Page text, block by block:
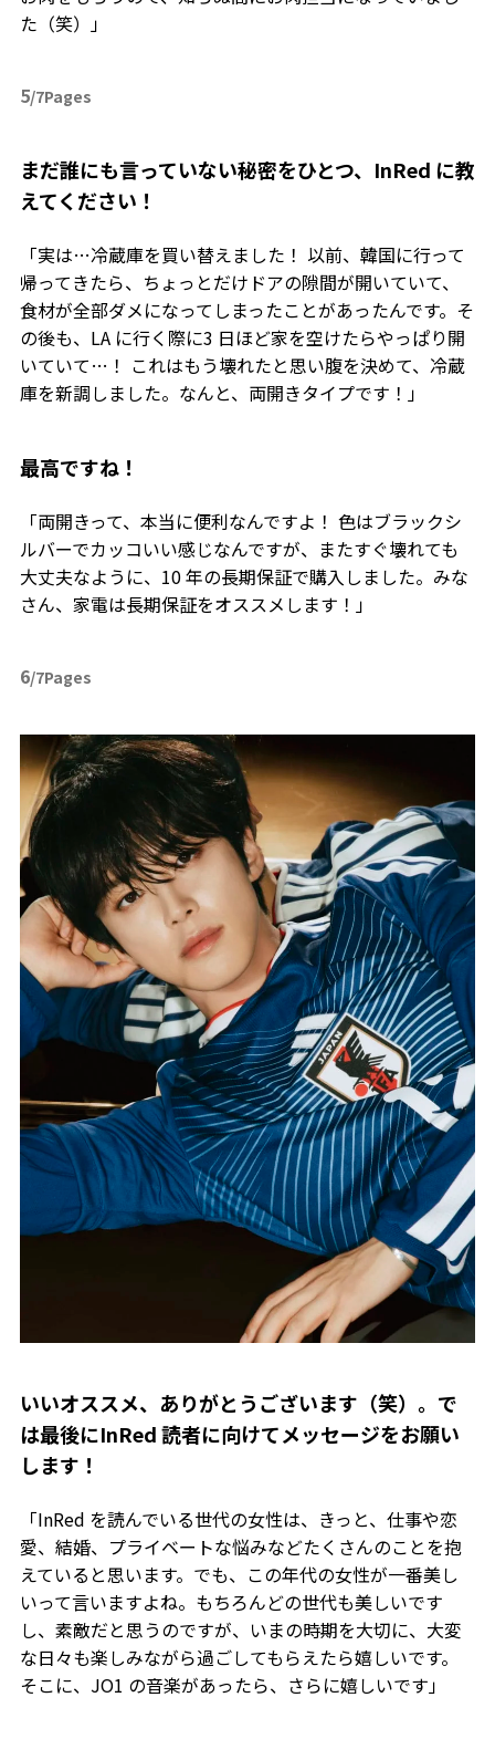
た（笑）」
5/7Pages
――まだ誰にも言っていない秘密をひとつ、InRed に教
えてください！
「実は…冷蔵庫を買い替えました！ 以前、韓国に行って
帰ってきたら、ちょっとだけドアの隙間が開いていて、
食材が全部ダメになってしまったことがあったんです。そ
の後も、LA に行く際に3 日ほど家を空けたらやっぱり開
いていて…！ これはもう壊れたと思い腹を決めて、冷蔵
庫を新調しました。なんと、両開きタイプです！」
――最高ですね！
「両開きって、本当に便利なんですよ！ 色はブラックシ
ルバーでカッコいい感じなんですが、またすぐ壊れても
大丈夫なように、10 年の長期保証で購入しました。みな
さん、家電は長期保証をオススメします！」
6/7Pages
――いいオススメ、ありがとうございます（笑）。で
は最後にInRed 読者に向けてメッセージをお願い
します！
「InRed を読んでいる世代の女性は、きっと、仕事や恋
愛、結婚、プライベートな悩みなどたくさんのことを抱
えていると思います。でも、この年代の女性が一番美し
いって言いますよね。もちろんどの世代も美しいです
し、素敵だと思うのですが、いまの時期を大切に、大変
な日々も楽しみながら過ごしてもらえたら嬉しいです。
そこに、JO1 の音楽があったら、さらに嬉しいです」